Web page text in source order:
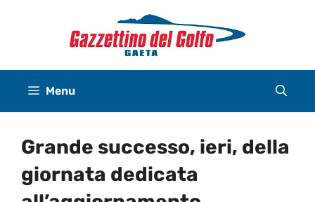
Menu
Grande successo, ieri, della
giornata dedicata